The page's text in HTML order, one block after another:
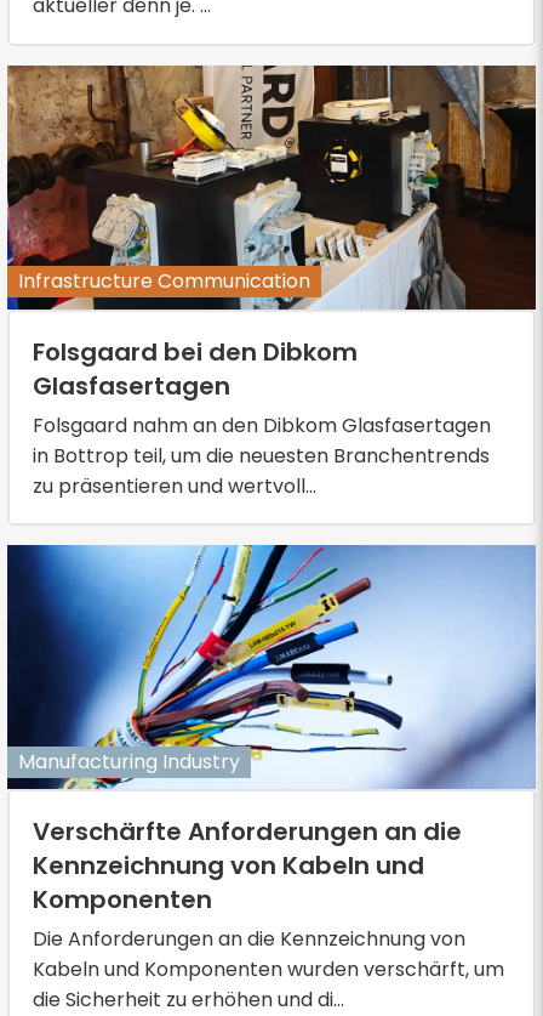
Infrastructure Communication
Folsgaard bei den Dibkom
Glasfasertagen
Folsgaard nahm an den Dibkom Glasfasertagen
in Bottrop teil, um die neuesten Branchentrends
zu präsentieren und wertvoll...
Manufacturing Industry
Verschärfte Anforderungen an die
Kennzeichnung von Kabeln und
Komponenten
Die Anforderungen an die Kennzeichnung von
Kabeln und Komponenten wurden verschärft, um
die Sicherheit zu erhöhen und di...